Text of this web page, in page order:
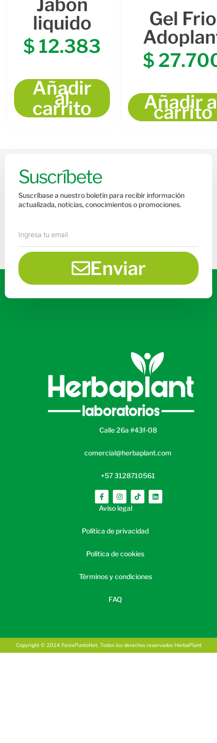
Jabón
liquido
$ 12.383
Añadir
al
carrito
Gel Frio
$
Añadir
carrito
Suscríbete
Suscríbase a nuestro boletín para recibir información
actualizada, noticias, conocimientos o promociones.
Enviar
Calle 26a #43f-08
comercial@herbaplant.com
+57 3128710561
Aviso legal
Política de privacidad
Política de cookies
Términos y condiciones
FAQ
Copyright © 2024 FenixPuntoNet, Todos los derechos reservados HerbaPlant